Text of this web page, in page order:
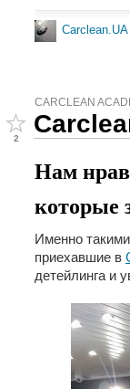
Carclean.UA
CARCLEAN
2
Нам
которые
Именно
приехавшие в
детейлинга и